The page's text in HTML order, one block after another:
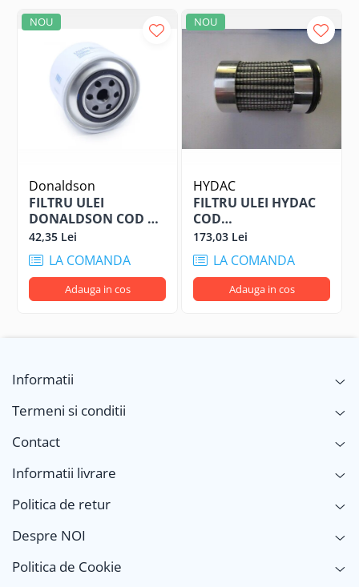
NOU
Donaldson
FILTRU ULEI
DONALDSON COD P
550580
42,35 Lei
LA COMANDA
Adauga in cos
NOU
HYDAC
FILTRU ULEI HYDAC
COD
1311169/13552412TVH
173,03 Lei
LA COMANDA
Adauga in cos
Informatii
Termeni si conditii
Contact
Informatii livrare
Politica de retur
Despre NOI
Politica de Cookie